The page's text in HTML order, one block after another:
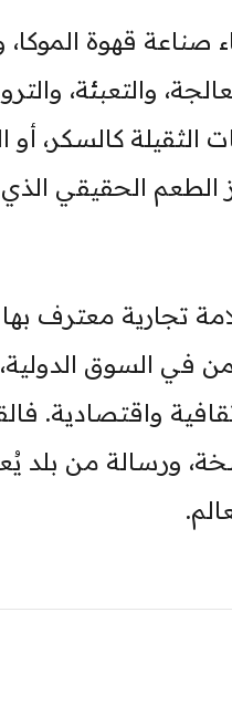
صناعة قهوة
والتعبئة،
الثقيلة كالسكر،
الطعم الحقيقي
تجارية معترف
في السوق
واقتصادية.
ورسالة من بلد